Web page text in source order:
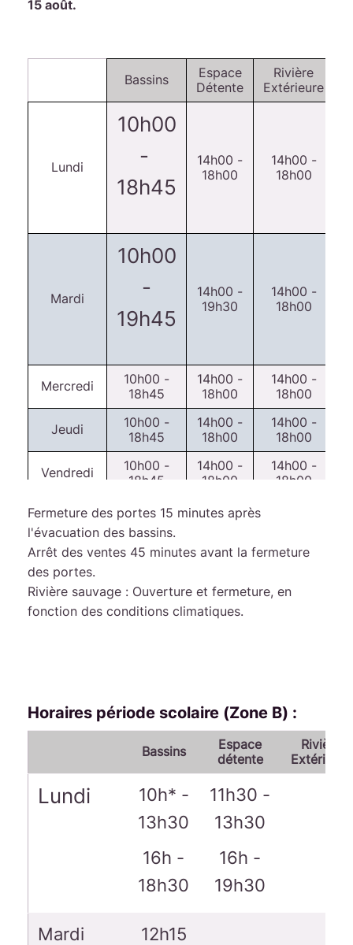
15 août.
Bassins
Espace
Détente
Rivière
Extérieure
Lundi
10h00
-
18h45
14h00 -
18h00
14h00 -
18h00
Mardi
10h00
-
19h45
14h00 -
19h30
14h00 -
18h00
Mercredi
10h00 -
18h45
14h00 -
18h00
14h00 -
18h00
Jeudi
10h00 -
18h45
14h00 -
18h00
14h00 -
18h00
Vendredi
10h00 -
18h45
14h00 -
18h00
14h00 -
18h00
Samedi
10h00
-
14h00 -
14h00 -
Fermeture des portes 15 minutes après
l'évacuation des bassins.
Arrêt des ventes 45 minutes avant la fermeture
des portes.
Rivière sauvage : Ouverture et fermeture, en
fonction des conditions climatiques.
Horaires période scolaire (Zone B) :
Bassins
Espace
détente
Rivière
Extérieure
Lundi
10h* -
13h30
16h -
18h30
11h30 -
13h30
16h -
19h30
Mardi
12h15